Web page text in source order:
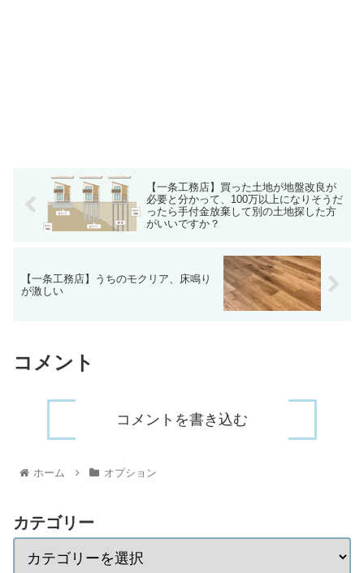
【一条工務店】買った土地が地盤改良が
必要と分かって、100万以上になりそうだ
ったら手付金放棄して別の土地探した方
がいいですか？
【一条工務店】うちのモクリア、床鳴り
が激しい
コメント
コメントを書き込む
ホーム オプション
カテゴリー